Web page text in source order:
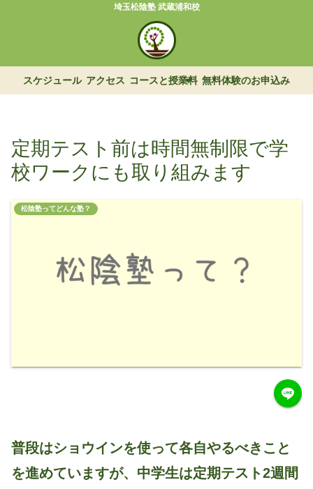
埼玉松陰塾 武蔵浦和校
スケジュール アクセス コースと授業料 無料体験のお申込み
定期テスト前は時間無制限で学
校ワークにも取り組みます
松陰塾ってどんな塾？
普段はショウインを使って各自やるべきこと
を進めていますが、中学生は定期テスト2週間